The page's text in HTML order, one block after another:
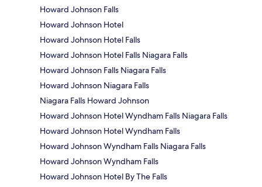
Howard Johnson Falls
Howard Johnson Hotel
Howard Johnson Hotel Falls
Howard Johnson Hotel Falls Niagara Falls
Howard Johnson Falls Niagara Falls
Howard Johnson Niagara Falls
Niagara Falls Howard Johnson
Howard Johnson Hotel Wyndham Falls Niagara Falls
Howard Johnson Hotel Wyndham Falls
Howard Johnson Wyndham Falls Niagara Falls
Howard Johnson Wyndham Falls
Howard Johnson Hotel By The Falls